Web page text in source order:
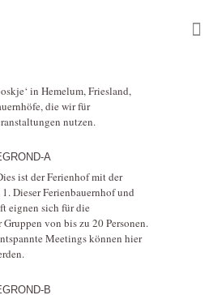
in Hemelum, Friesland,
die wir für
nutzen.
ist der Ferienhof mit der
Dieser Ferienbauernhof und
eignen sich für die
von bis zu 20 Personen.
Meetings können hier